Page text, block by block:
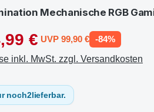
Mechanische RGB
€ UVP 99,90 € -84%
inkl. MwSt. zzgl. Versandkosten
noch2lieferbar.